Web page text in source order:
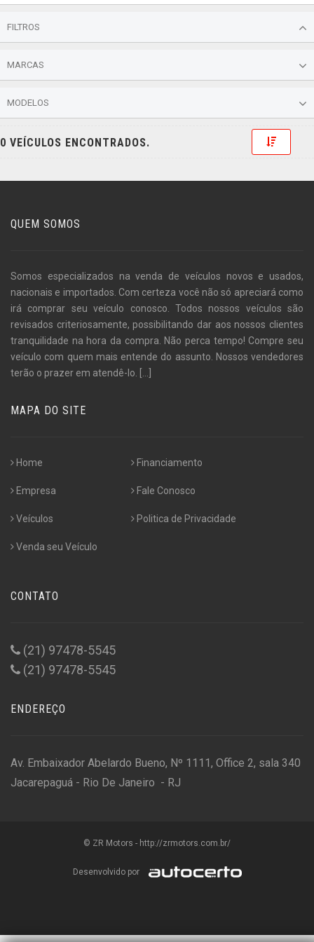
FILTROS
MARCAS
MODELOS
0 VEÍCULOS ENCONTRADOS. Toggle
QUEM SOMOS
Somos especializados na venda de veículos novos e usados,
nacionais e importados. Com certeza você não só apreciará como
irá comprar seu veículo conosco. Todos nossos veículos são
revisados criteriosamente, possibilitando dar aos nossos clientes
tranquilidade na hora da compra. Não perca tempo! Compre seu
veículo com quem mais entende do assunto. Nossos vendedores
terão o prazer em atendê-lo.
MAPA DO SITE
Home
Empresa
Veículos
Venda seu Veículo
Financiamento
Fale Conosco
Politica de Privacidade
CONTATO
(21) 97478-5545
(21) 97478-5545
ENDEREÇO
Av. Embaixador Abelardo Bueno, Nº 1111, Office 2, sala 340
Jacarepaguá - Rio De Janeiro - RJ
© ZR Motors - http://zrmotors.com.br/
Desenvolvido por